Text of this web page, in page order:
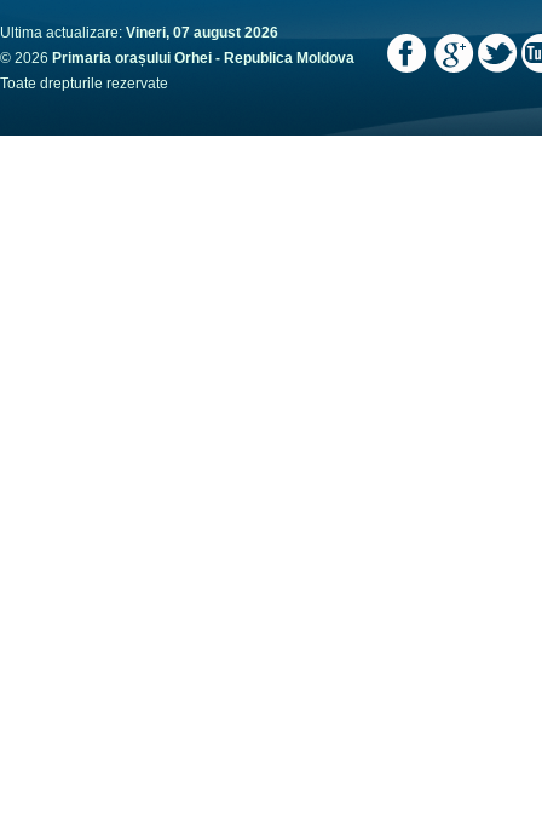
Ultima actualizare: Vineri, 07 august 2026
© 2026 Primaria orașului Orhei - Republica Moldova
Toate drepturile rezervate